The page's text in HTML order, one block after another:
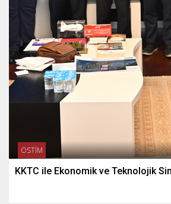
OSTİM
KKTC ile Ekonomik ve Teknolojik